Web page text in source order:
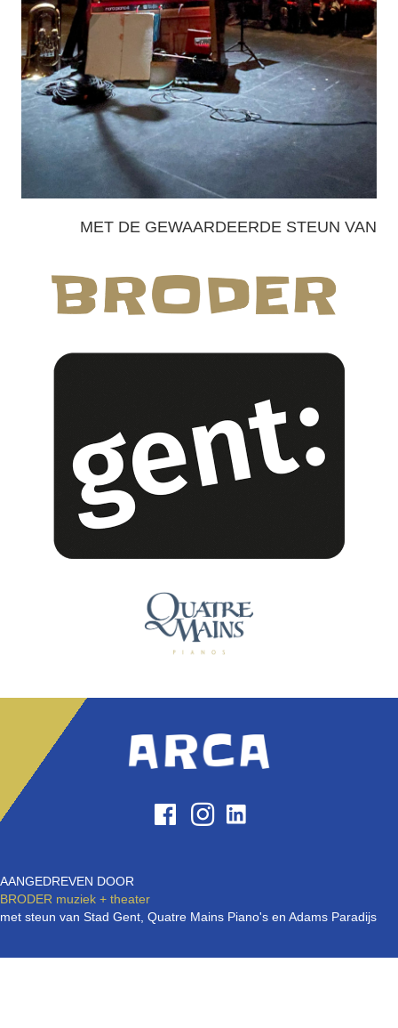
MET DE GEWAARDEERDE STEUN VAN
AANGEDREVEN DOOR
BRODER muziek + theater
met steun van Stad Gent, Quatre Mains Piano's en Adams Paradijs